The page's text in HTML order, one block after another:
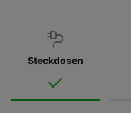
Steckdosen